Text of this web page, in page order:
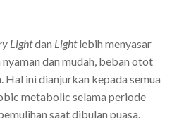
Lightdan Lightlebih menyasar
dan mudah, beban otot
ini dianjurkan kepada semua
metabolic selama periode
saat dibulan puasa.